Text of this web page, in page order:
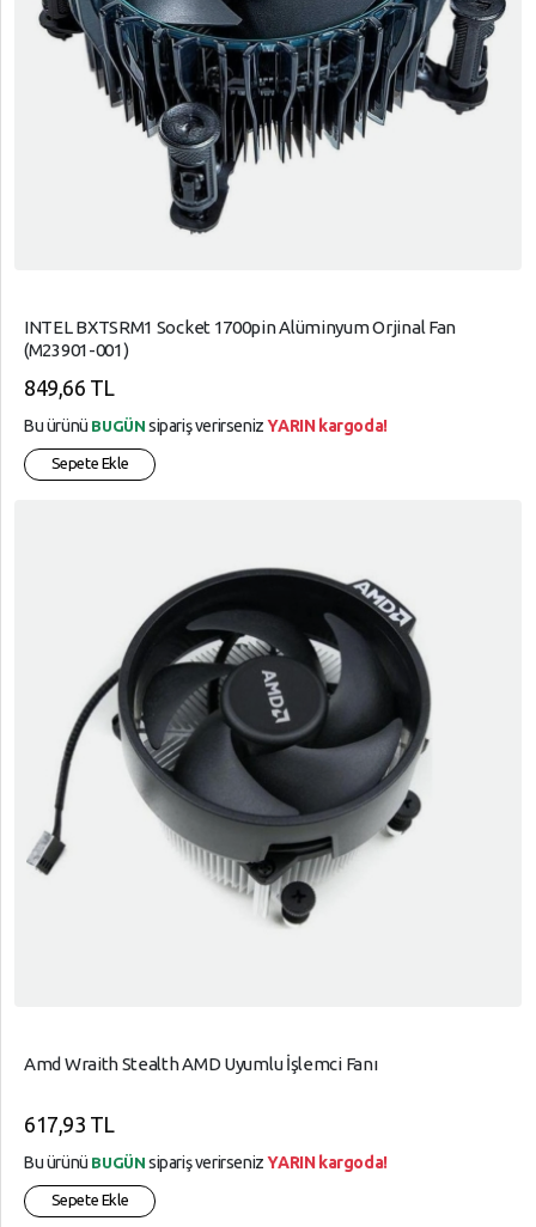
INTEL BXTSRM1 Socket 1700pin Alüminyum Orjinal Fan
(M23901-001)
849,66 TL
Bu ürünü BUGÜN sipariş verirsenizYARIN kargoda!
Sepete Ekle
Amd Wraith Stealth AMD Uyumlu İşlemci Fanı
617,93 TL
Bu ürünü BUGÜN sipariş verirsenizYARIN kargoda!
Sepete Ekle